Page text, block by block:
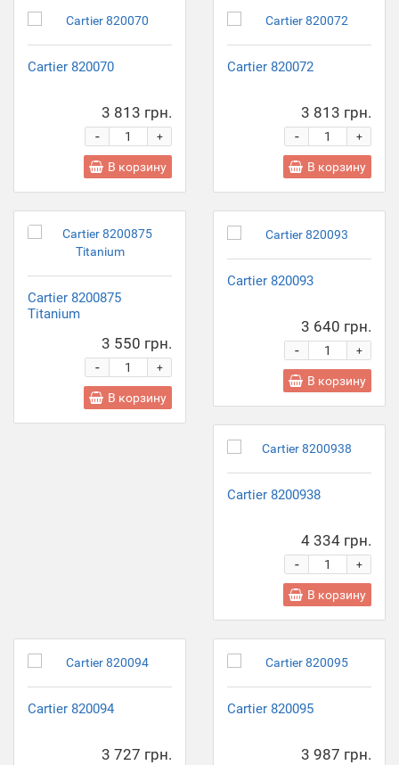
Cartier 820070
3 813 грн.
+
-
В корзину
Cartier 820072
3 813 грн.
+
-
В корзину
Cartier 8200875
Titanium
3 550 грн.
+
-
В корзину
Cartier 820093
3 640 грн.
+
-
В корзину
Cartier 8200938
4 334 грн.
+
-
В корзину
Cartier 820094
3 727 грн.
Cartier 820095
3 987 грн.